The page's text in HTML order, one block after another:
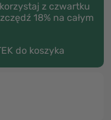
z czwartku
18% na całym
do koszyka